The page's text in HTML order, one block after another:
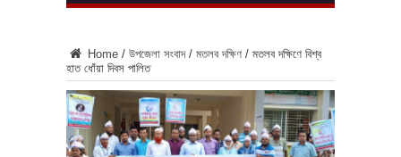
Home / উপজেলা সংবাদ / মতলব দক্ষিণ / মতলব দক্ষিণে বিশ্ব
হাত ধোঁয়া দিবস পালিত